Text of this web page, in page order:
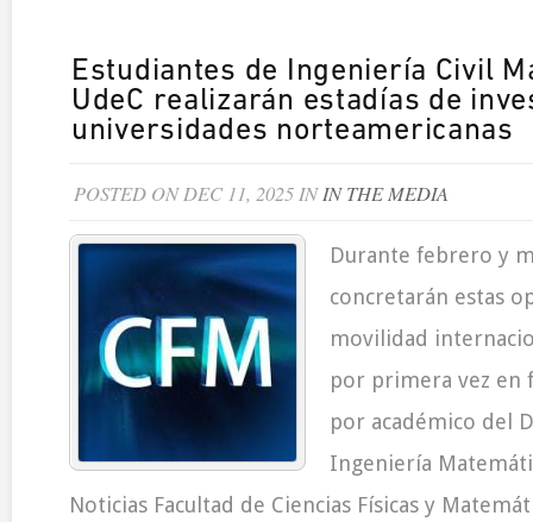
Estudiantes de Ingeniería Civil
UdeC realizarán estadías de
universidades norteamericanas
POSTED ON DEC 11, 2025 ININ THE MEDIA
Durante febrero y
concretarán estas
movilidad
por primera vez en
por académico del
Ingeniería
Noticias Facultad de Ciencias Físicas y